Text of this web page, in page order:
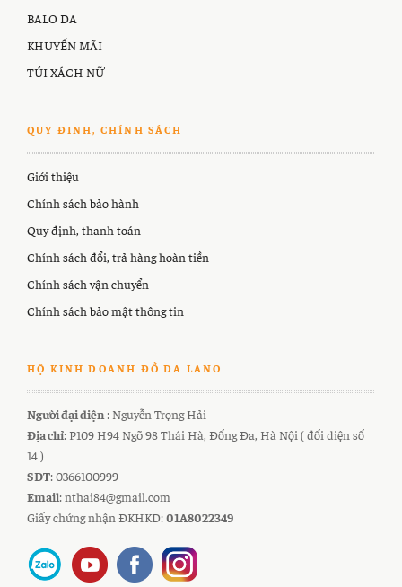
BALO DA
KHUYẾN MÃI
TÚI XÁCH NỮ
QUY ĐINH, CHÍNH SÁCH
Giới thiệu
Chính sách bảo hành
Quy định, thanh toán
Chính sách đổi, trả hàng hoàn tiền
Chính sách vận chuyển
Chính sách bảo mật thông tin
HỘ KINH DOANH ĐỒ DA LANO
Người đại diện : Nguyễn Trọng Hải
Địa chỉ: P109 H94 Ngõ 98 Thái Hà, Đống Đa, Hà Nội ( đối diện số
14 )
SĐT: 0366100999
Email: nthai84@gmail.com
Giấy chứng nhận ĐKHKD:01A8022349